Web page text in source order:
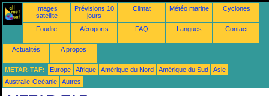
Images
satellite
Prévisions 10
jours
Climat Météo marine Cyclones
Foudre Aéroports FAQ Langues Contact
Actualités A propos
METAR-TAF: Europe Afrique Amérique du Nord Amérique du Sud
Asie
Australie-Océanie
Autres